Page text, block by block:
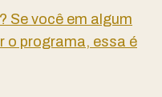
Se você em algum
o programa, essa é